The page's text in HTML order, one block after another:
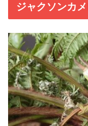
ジャクソンカ